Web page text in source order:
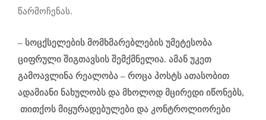
წარმოჩენას.
– სოცქსელების მომხმარებლების უმეტესობა
ციფრული შიგთავსის შემქმნელია. ამან უკეთ
გამოავლინა რეალობა – როცა პოსტს ათასობით
ადამიანი ნახულობს და მხოლოდ მცირედი იწონებს,
თითქოს მიყურადებულები და კონტროლიორები